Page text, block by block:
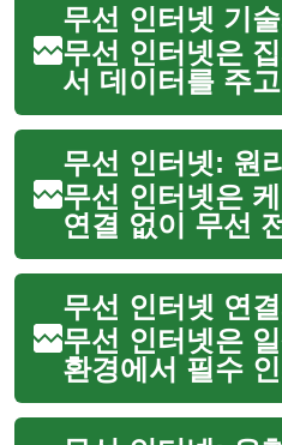
무선 인터넷 기
무선 인터넷은
서 데이터를 주
라입니다. fixed
Fi, LTE, 5G 같
결합되어 노트북
smartphone,
을...
무선 인터넷은
연결 없이 무선
통신을 제공하
가정용 Wi‑Fi부
신 기반의 홈 브
기반 서비스까
제공되며, 이동
무선 인터넷은
환경에서 필수
며, 스마트폰과
바일 기기에서